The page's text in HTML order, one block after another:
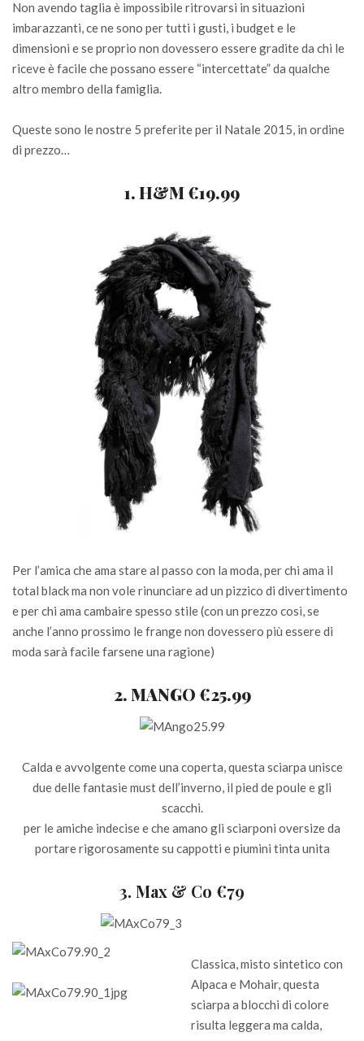
Non avendo taglia è impossibile ritrovarsi in situazioni
imbarazzanti, ce ne sono per tutti i gusti, i budget e le
dimensioni e se proprio non dovessero essere gradite da chi le
riceve è facile che possano essere “intercettate” da qualche
altro membro della famiglia.
Queste sono le nostre 5 preferite per il Natale 2015, in ordine
di prezzo…
1. H&M €19.99
Per l’amica che ama stare al passo con la moda, per chi ama il
total black ma non vole rinunciare ad un pizzico di divertimento
e per chi ama cambaire spesso stile (con un prezzo così, se
anche l’anno prossimo le frange non dovessero più essere di
moda sarà facile farsene una ragione)
2. MANGO €25.99
Calda e avvolgente come una coperta, questa sciarpa unisce
due delle fantasie must dell’inverno, il pied de poule e gli
scacchi.
per le amiche indecise e che amano gli sciarponi oversize da
portare rigorosamente su cappotti e piumini tinta unita
3. Max & Co €79
Classica, misto sintetico con
Alpaca e Mohair, questa
sciarpa a blocchi di colore
risulta leggera ma calda,